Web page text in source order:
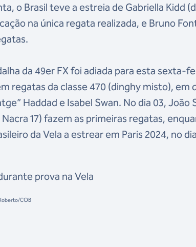
o Brasil teve a estreia de Gabriella Kidd
na única regata realizada, e Bruno
da 49er FX foi adiada para esta sexta-
regatas da classe 470 (dinghy misto), em
Haddad e Isabel Swan. No dia 03,
17) fazem as primeiras regatas,
da Vela a estrear em Paris 2024, no
COB